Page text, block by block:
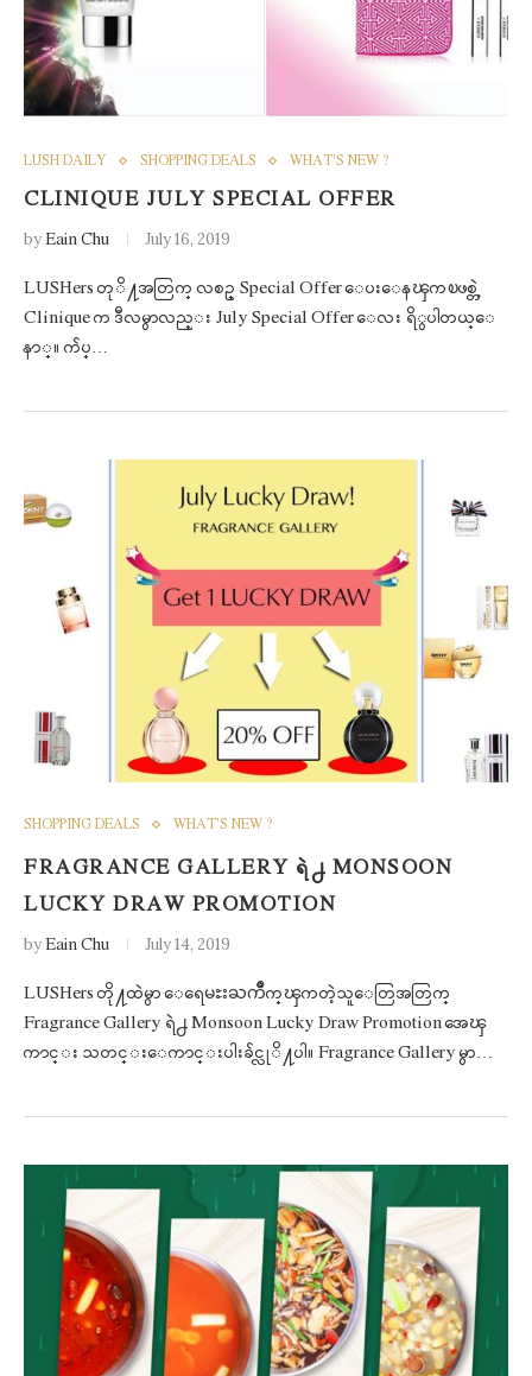
LUSH DAILY SHOPPING DEALS WHAT'S NEW ?
CLINIQUE JULY SPECIAL OFFER
byEain Chu July 16, 2019
LUSHers တုိ႔အတြက္ လစဥ္ Special Offer ေပးေနၾကၿဖစ္တဲ့
Clinique က ဒီလမွာလည္း July Special Offer ေလး ရိွပါတယ္ေ
နာ္။ က်ပ္…
SHOPPING DEALS WHAT'S NEW ?
FRAGRANCE GALLERY ရဲ႕ MONSOON
LUCKY DRAW PROMOTION
byEain Chu July 14, 2019
LUSHers တို႔ထဲမွာ ေရေမႊးႀကိဳက္ၾကတဲ့သူေတြအတြက္
Fragrance Gallery ရဲ႕ Monsoon Lucky Draw Promotion အေၾ
ကာင္း သတင္းေကာင္းပါးခ်င္လုိ႔ပါ။ Fragrance Gallery မွာ…